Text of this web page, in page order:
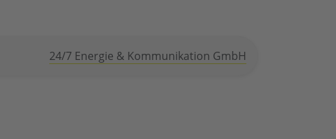
24/7 Energie & Kommunikation GmbH